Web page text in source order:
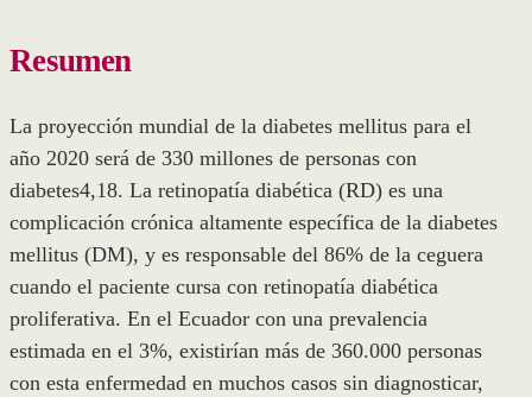
Resumen
La proyección mundial de la diabetes mellitus para el
año 2020 será de 330 millones de personas con
diabetes4,18. La retinopatía diabética (RD) es una
complicación crónica altamente específica de la diabetes
mellitus (DM), y es responsable del 86% de la ceguera
cuando el paciente cursa con retinopatía diabética
proliferativa. En el Ecuador con una prevalencia
estimada en el 3%, existirían más de 360.000 personas
con esta enfermedad en muchos casos sin diagnosticar,